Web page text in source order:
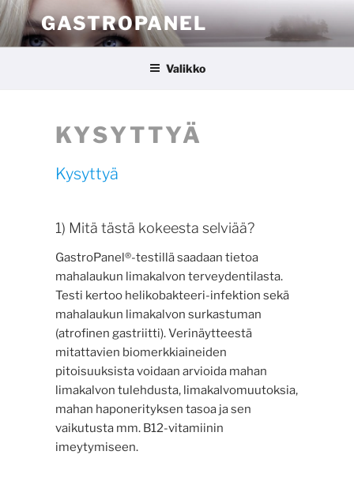
Siirry
sisältöönGASTROPANEL
Valikko
KYSYTTYÄ
Kysyttyä
1) Mitä tästä kokeesta selviää?
GastroPanel®-testillä saadaan tietoa
mahalaukun limakalvon terveydentilasta.
Testi kertoo helikobakteeri-infektion sekä
mahalaukun limakalvon surkastuman
(atrofinen gastriitti). Verinäytteestä
mitattavien biomerkkiaineiden
pitoisuuksista voidaan arvioida mahan
limakalvon tulehdusta, limakalvomuutoksia,
mahan haponerityksen tasoa ja sen
vaikutusta mm. B12-vitamiinin
imeytymiseen.